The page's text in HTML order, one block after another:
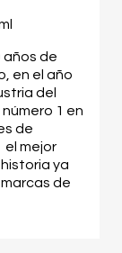
años de
en el año
del
1 en
de
el mejor
ya
de